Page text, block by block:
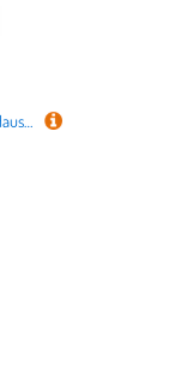
Leichte, atmungsaktive Reise kleine Haustier Umhängetasche, WZYCWB Whales unter dem Meer bedruckte Haustier Umhängetasche